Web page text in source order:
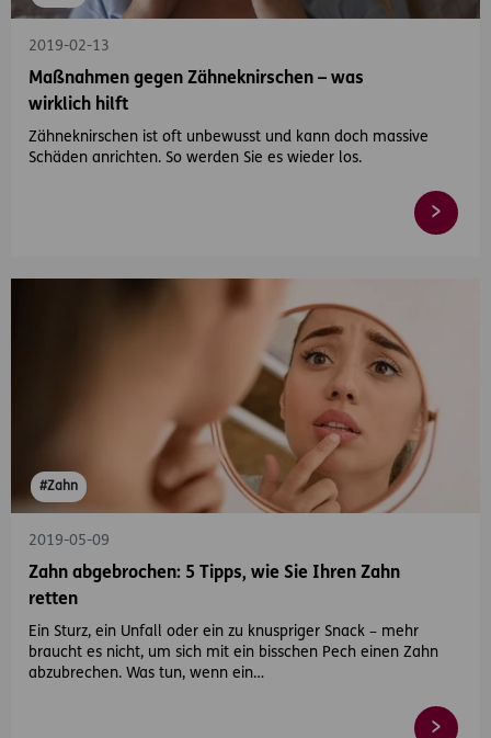
2019-02-13
Maßnahmen gegen Zähneknirschen – was
wirklich hilft
Zähneknirschen ist oft unbewusst und kann doch massive
Schäden anrichten. So werden Sie es wieder los.
#Zahn
2019-05-09
Zahn abgebrochen: 5 Tipps, wie Sie Ihren Zahn
retten
Ein Sturz, ein Unfall oder ein zu knuspriger Snack – mehr
braucht es nicht, um sich mit ein bisschen Pech einen Zahn
abzubrechen. Was tun, wenn ein…